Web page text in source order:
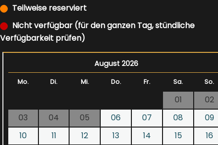
Teilweise reserviert
Nicht verfügbar (für den ganzen Tag, stündliche
Verfügbarkeit prüfen)
August 2026
Mo. Di. Mi. Do. Fr. Sa. So.
01
02
03
04 05 06 07 08
09
10
11 12 13 14 15
16